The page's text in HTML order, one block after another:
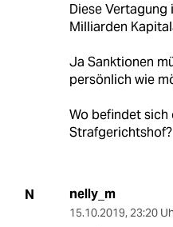
Diese Vertagung
Milliarden
Ja Sanktionen
persönlich wie
Wo befindet
Strafgerichtshof?
N nelly_m
15.10.2019, 23:20